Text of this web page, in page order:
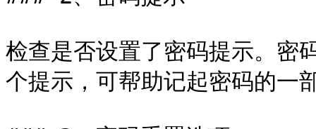
检查是否设置了密码提示。密
个提示，可帮助记起密码的一